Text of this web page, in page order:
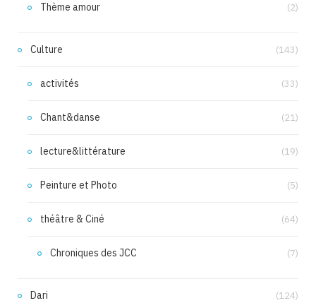
Thème amour (2)
Culture (143)
activités (33)
Chant&danse (21)
lecture&littérature (19)
Peinture et Photo (5)
théâtre & Ciné (64)
Chroniques des JCC (7)
Dari (124)